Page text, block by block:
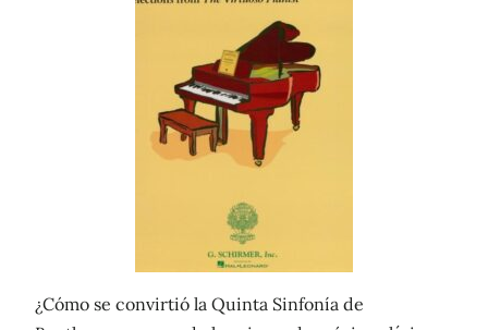
¿Cómo se convirtió la Quinta Sinfonía de